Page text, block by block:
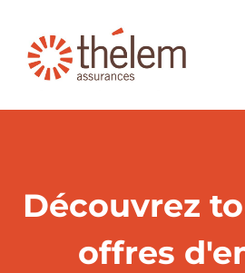
Découvrez
offres